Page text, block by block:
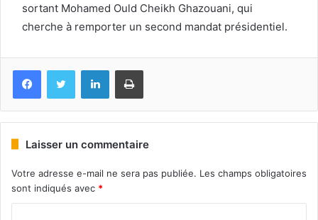
sortant Mohamed Ould Cheikh Ghazouani, qui
cherche à remporter un second mandat présidentiel.
FacebookTwitter LinkedinImprimer
Laisser un commentaire
Votre adresse e-mail ne sera pas publiée. Les champs obligatoires
sont indiqués avec *